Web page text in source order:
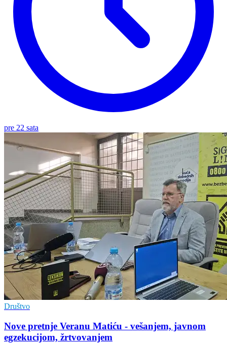
pre 22 sata
Društvo
Nove pretnje Veranu Matiću - vešanjem, javnom
egzekucijom, žrtvovanjem